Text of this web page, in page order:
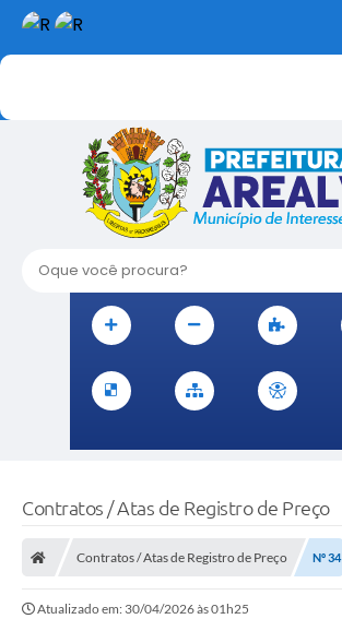
Oque você procura?
Contratos / Atas de Registro de Preço
Contratos / Atas de Registro de Preço Nº 34
Atualizado em: 30/04/2026 às 01h25